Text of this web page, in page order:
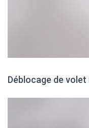
Déblocage de